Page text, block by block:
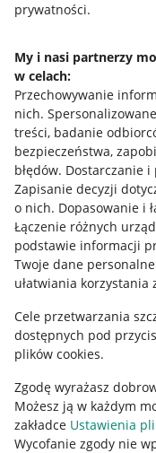
prywatności.
My i nasi partnerzy
w celach:
Przechowywanie
nich.
treści, badanie
bezpieczeństwa,
błędów. Dostarczanie
Zapisanie decyzji
o nich. Dopasowanie i
Łączenie różnych
podstawie informacji
Twoje dane
ułatwiania korzystania
Cele przetwarzania
dostępnych pod
plików cookies.
Zgodę wyrażasz
Możesz ją w każdym
zakładce Ustawienia
Wycofanie zgody nie
Jak to działa
Allegro Gadane dla
Allegro Gadane dla
Mapa miejscowości
Informacje prawne
Regulamin
Polityka plików
Ustawienia plików
Udostępnianie
Informacje dla Aktu o
Pobierz aplikację